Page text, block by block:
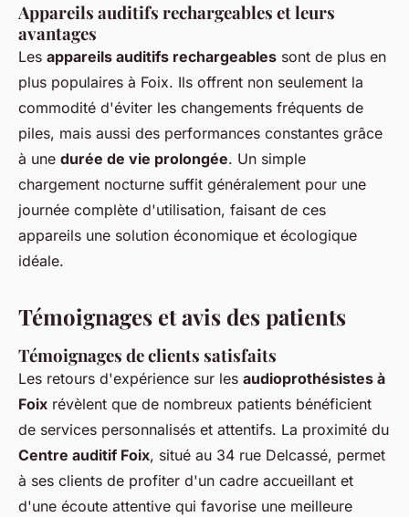
Appareils auditifs rechargeables et leurs
avantages
Les appareils auditifs rechargeables sont de plus en
plus populaires à Foix. Ils offrent non seulement la
commodité d'éviter les changements fréquents de
piles, mais aussi des performances constantes grâce
à une durée de vie prolongée. Un simple
chargement nocturne suffit généralement pour une
journée complète d'utilisation, faisant de ces
appareils une solution économique et écologique
idéale.
Témoignages et avis des patients
Témoignages de clients satisfaits
Les retours d'expérience sur les audioprothésistes à
Foix révèlent que de nombreux patients bénéficient
de services personnalisés et attentifs. La proximité du
Centre auditif Foix, situé au 34 rue Delcassé, permet
à ses clients de profiter d'un cadre accueillant et
d'une écoute attentive qui favorise une meilleure